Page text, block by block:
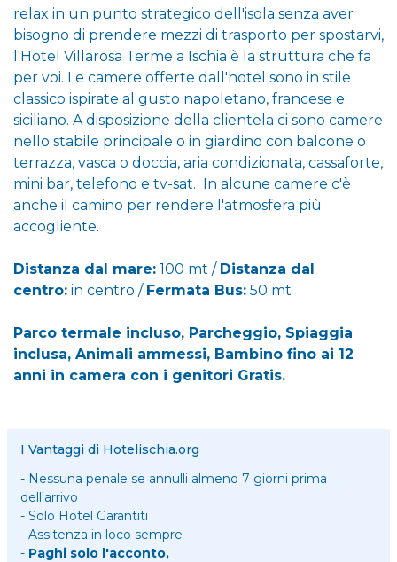
relax in un punto strategico dell'isola senza aver
bisogno di prendere mezzi di trasporto per spostarvi,
l'Hotel Villarosa Terme a Ischia è la struttura che fa
per voi. Le camere offerte dall'hotel sono in stile
classico ispirate al gusto napoletano, francese e
siciliano. A disposizione della clientela ci sono camere
nello stabile principale o in giardino con balcone o
terrazza, vasca o doccia, aria condizionata, cassaforte,
mini bar, telefono e tv-sat. In alcune camere c'è
anche il camino per rendere l'atmosfera più
accogliente.
Distanza dal mare: 100 mt / Distanza dal
centro: in centro / Fermata Bus: 50 mt
Parco termale incluso, Parcheggio, Spiaggia
inclusa, Animali ammessi, Bambino fino ai 12
anni in camera con i genitori Gratis.
I Vantaggi di Hotelischia.org
- Nessuna penale se annulli almeno 7 giorni prima
dell'arrivo
- Solo Hotel Garantiti
- Assitenza in loco sempre
- Paghi solo l'acconto,